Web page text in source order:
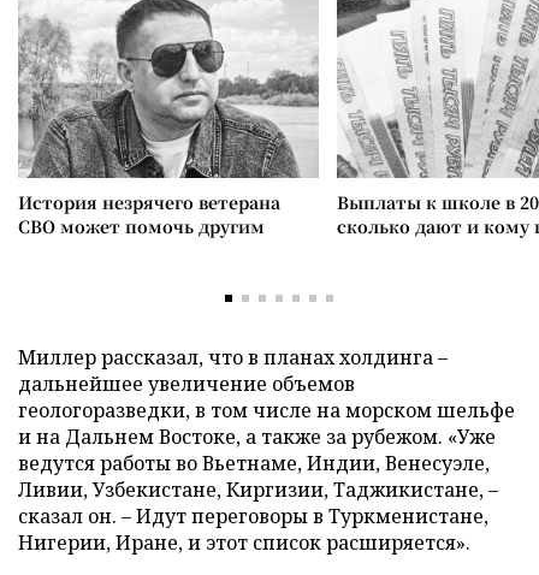
История незрячего ветерана
СВО может помочь другим
Выплаты к школе в
сколько дают и
Миллер рассказал, что в планах холдинга –
дальнейшее увеличение объемов
геологоразведки, в том числе на морском шельфе
и на Дальнем Востоке, а также за рубежом. «Уже
ведутся работы во Вьетнаме, Индии, Венесуэле,
Ливии, Узбекистане, Киргизии, Таджикистане, –
сказал он. – Идут переговоры в Туркменистане,
Нигерии, Иране, и этот список расширяется».